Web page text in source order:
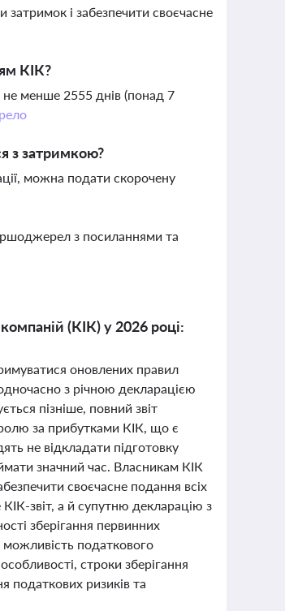
і забезпечити своєчасне
КІК?
не менше 2555 днів (понад 7
з затримкою?
можна подати скорочену
з посиланнями та
(КІК) у 2026 році:
оновлених правил
з річною декларацією
пізніше, повний звіт
за прибутками КІК, що є
не відкладати підготовку
значний час. Власникам КІК
своєчасне подання всіх
звіт, а й супутню декларацію з
зберігання первинних
можливість податкового
строки зберігання
ризиків та